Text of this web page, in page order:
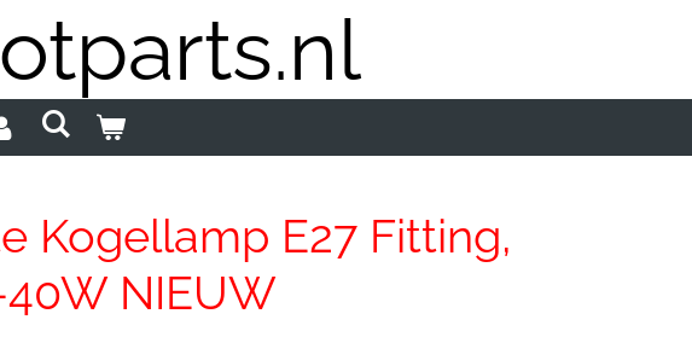
Kogellamp E27 Fitting,
NIEUW